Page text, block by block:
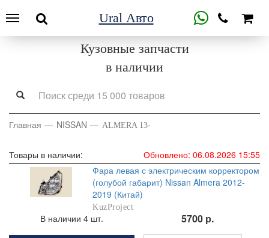
Ural Авто
Кузовные запчасти
в наличии
Главная NISSAN ALMERA 13-
Товары в наличии:
Обновлено: 06.08.2026 15:55
Фара левая с электрическим корректором
(голубой габарит) Nissan Almera 2012-
2019 (Китай)
KuzProject
В наличии 4 шт. 5700 р.